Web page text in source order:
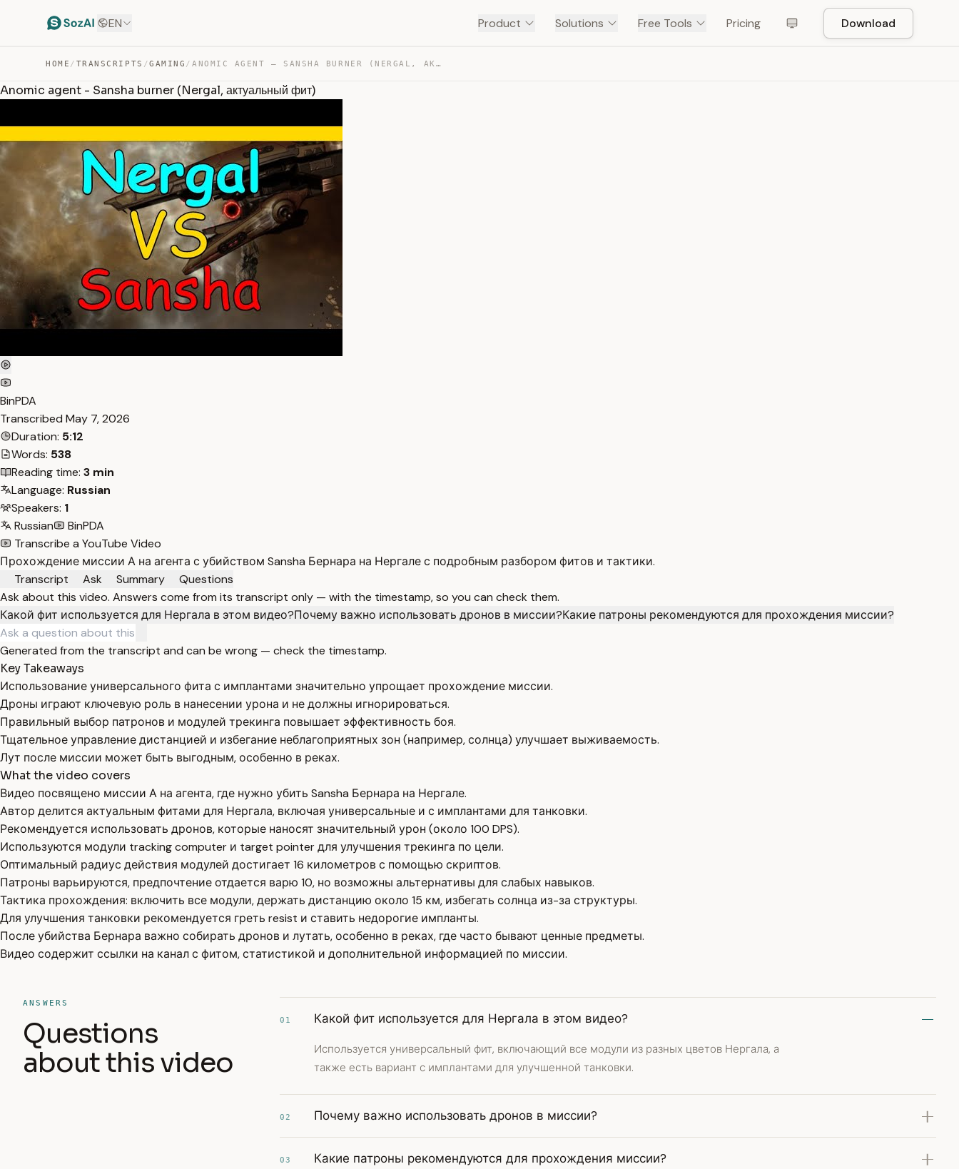
EN Product Solutions Free Tools Pricing Download
HOME / TRANSCRIPTS /GAMING / ANOMIC AGENT – SANSHA BURNER (NERGAL, АКТУАЛЬНЫЙ ФИТ) — TRANSCRIPT
Anomic agent - Sansha burner (Nergal, актуальный фит)
BinPDA
Transcribed May 7, 2026
Duration: 5:12
Words: 538
Reading time: 3 min
Language: Russian
Speakers: 1
Russian
BinPDA
Transcribe a YouTube Video
Прохождение миссии А на агента с убийством Sansha Бернара на Нергале с подробным разбором фитов и тактики.
Transcript
Ask Summary
Questions
Ask about this video. Answers come from its transcript only — with the timestamp, so you can check them.
Какой фит используется для Нергала в этом видео?Почему важно использовать дронов в миссии?Какие патроны рекомендуются для прохождения миссии?
Generated from the transcript and can be wrong — check the timestamp.
Key Takeaways
Использование универсального фита с имплантами значительно упрощает прохождение миссии.
Дроны играют ключевую роль в нанесении урона и не должны игнорироваться.
Правильный выбор патронов и модулей трекинга повышает эффективность боя.
Тщательное управление дистанцией и избегание неблагоприятных зон (например, солнца) улучшает выживаемость.
Лут после миссии может быть выгодным, особенно в реках.
What the video covers
Видео посвящено миссии А на агента, где нужно убить Sansha Бернара на Нергале.
Автор делится актуальным фитами для Нергала, включая универсальные и с имплантами для танковки.
Рекомендуется использовать дронов, которые наносят значительный урон (около 100 DPS).
Используются модули tracking computer и target pointer для улучшения трекинга по цели.
Оптимальный радиус действия модулей достигает 16 километров с помощью скриптов.
Патроны варьируются, предпочтение отдается варю 10, но возможны альтернативы для слабых навыков.
Тактика прохождения: включить все модули, держать дистанцию около 15 км, избегать солнца из-за структуры.
Для улучшения танковки рекомендуется греть resist и ставить недорогие импланты.
После убийства Бернара важно собирать дронов и лутать, особенно в реках, где часто бывают ценные предметы.
Видео содержит ссылки на канал с фитом, статистикой и дополнительной информацией по миссии.
ANSWERS
Questions
about this video
01 Какой фит используется для Нергала в этом видео?
Используется универсальный фит, включающий все модули из разных цветов Нергала, а
также есть вариант с имплантами для улучшенной танковки.
02 Почему важно использовать дронов в миссии?
03 Какие патроны рекомендуются для прохождения миссии?